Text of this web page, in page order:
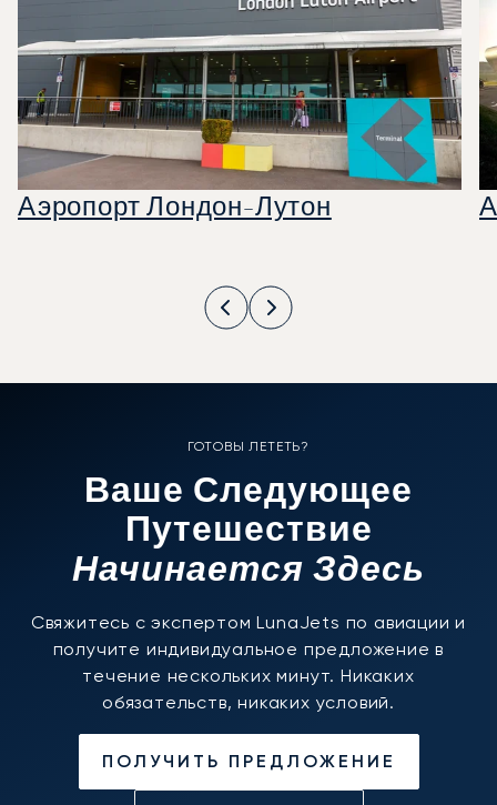
Аэропорт Лондон-Лутон
ГОТОВЫ ЛЕТЕТЬ?
Ваше Следующее
Путешествие
Начинается Здесь
Свяжитесь с экспертом LunaJets по авиации и
получите индивидуальное предложение в
течение нескольких минут. Никаких
обязательств, никаких условий.
ПОЛУЧИТЬ ПРЕДЛОЖЕНИЕ